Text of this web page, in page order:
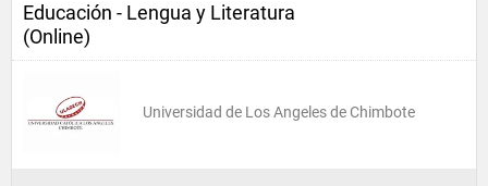
Educación - Lengua y Literatura
(Online)
Universidad de Los Angeles de Chimbote